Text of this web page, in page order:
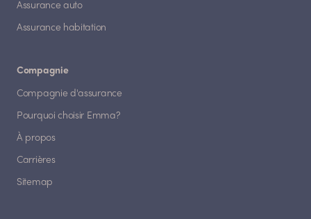
Assurance auto
Assurance habitation
Compagnie
Compagnie d'assurance
Pourquoi choisir Emma?
À propos
Carrières
Sitemap